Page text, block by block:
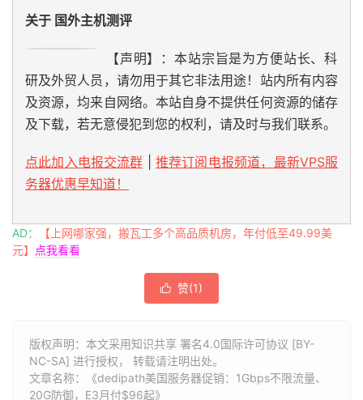
关于 国外主机测评
【声明】：本站宗旨是为方便站长、科
研及外贸人员，请勿用于其它非法用途！站内所有内容
及资源，均来自网络。本站自身不提供任何资源的储存
及下载，若无意侵犯到您的权利，请及时与我们联系。
点此加入电报交流群
推荐订阅电报频道，最新VPS服
务器优惠早知道！
AD：
【上网哪家强，搬瓦工多个高品质机房，年付低至49.99美
元】
点我看看
 赞(1)
版权声明：本文采用知识共享 署名4.0国际许可协议 [BY-
NC-SA] 进行授权， 转载请注明出处。
文章名称：《dedipath美国服务器促销：1Gbps不限流量、
20G防御，E3月付$96起》